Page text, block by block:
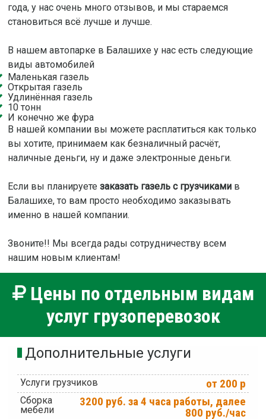
года, у нас очень много отзывов, и мы стараемся
становиться всё лучше и лучше.
В нашем автопарке в Балашихе у нас есть следующие
виды автомобилей
Маленькая газель
Открытая газель
Удлинённая газель
10 тонн
И конечно же фура
В нашей компании вы можете расплатиться как только
вы хотите, принимаем как безналичный расчёт,
наличные деньги, ну и даже электронные деньги.
Если вы планируете заказать газель с грузчикамив
Балашихе, то вам просто необходимо заказывать
именно в нашей компании.
Звоните!! Мы всегда рады сотрудничеству всем
нашим новым клиентам!
Цены по отдельным видам
услуг грузоперевозок
Дополнительные услуги
Услуги грузчиков от 200 р
Сборка
мебели
3200 руб. за 4 часа работы, далее
800 руб./час